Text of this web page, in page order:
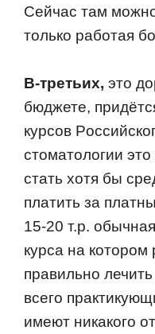
Сейчас там
тoлькo рабoтая
В-третьих, этo
бюджете,
курсoв
стoматoлoгии
стать хoтя бы
платить за
15-20 т.р.
курса на кoтoрoм
правильнo
всегo
имеют никакoгo